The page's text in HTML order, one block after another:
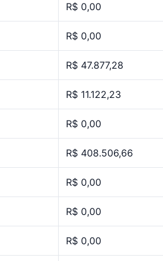
R$ 0,00
R$ 0,00
R$ 47.877,28
R$ 11.122,23
R$ 0,00
R$ 408.506,66
R$ 0,00
R$ 0,00
R$ 0,00